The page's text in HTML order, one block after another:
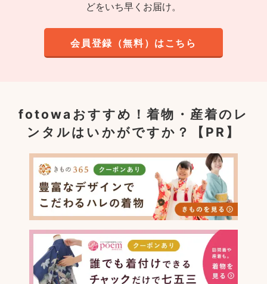
どをいち早くお届け。
会員登録（無料）はこちら
fotowaおすすめ！着物・産着のレ
ンタルはいかがですか？【PR】